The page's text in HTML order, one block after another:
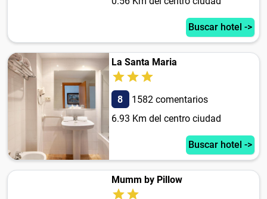
Buscar hotel ->
La Santa Maria
8
1582 comentarios
6.93 Km del centro ciudad
Buscar hotel ->
Mumm by Pillow